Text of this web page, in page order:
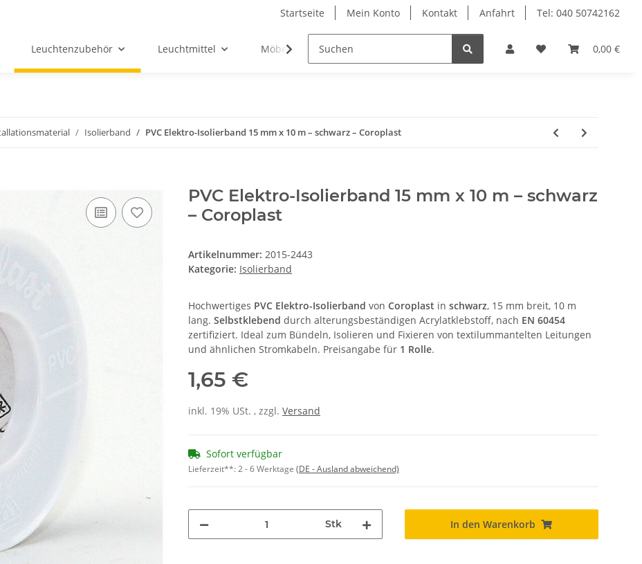
Startseite Mein Konto Kontakt Anfahrt Tel: 040 50742162
0,00 €
Leuchtenzubehör Leuchtmittel Möbel-Ersatzteile
Isolierband PVC Elektro-Isolierband 15 mm x 10 m – schwarz – Coroplast
PVC Elektro-Isolierband 15 mm x 10 m – schwarz
– Coroplast
Artikelnummer: 2015-2443
Kategorie: Isolierband
Hochwertiges PVC Elektro-Isolierband von Coroplast in schwarz, 15 mm breit, 10 m
lang. Selbstklebend durch alterungsbeständigen Acrylatklebstoff, nach EN 60454
zertifiziert. Ideal zum Bündeln, Isolieren und Fixieren von textilummantelten Leitungen
und ähnlichen Stromkabeln. Preisangabe für 1 Rolle.
1,65 €
inkl. 19% USt. , zzgl. Versand
Sofort verfügbar
Lieferzeit**:2 - 6 Werktage (DE - Ausland abweichend)
Stk In den Warenkorb